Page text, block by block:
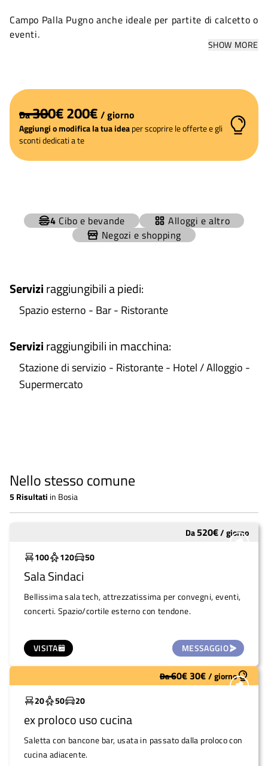
Campo Palla Pugno anche ideale per partite di calcetto o
eventi.
SHOW MORE
Da300€200€ /giorno
Aggiungi o modifica la tua ideaper scoprire le offerte e gli
sconti dedicati a te
4 Cibo e bevande
Alloggi e altro
Negozi e shopping
Serviziraggiungibili a piedi:
Spazio esterno - Bar - Ristorante
Serviziraggiungibili in macchina:
Stazione di servizio - Ristorante - Hotel / Alloggio -
Supermercato
Nello stesso comune
5 Risultati in Bosia
VISITA MESSAGGIO
Da520€/giorno
100
120 50
Sala Sindaci
Bellissima sala tech, attrezzatissima per convegni, eventi,
concerti. Spazio/cortile esterno con tendone.
Molto utilizzato Da60€ 30€/giorno
20
50 20
ex proloco uso cucina
Saletta con bancone bar, usata in passato dalla proloco con
cucina adiacente.